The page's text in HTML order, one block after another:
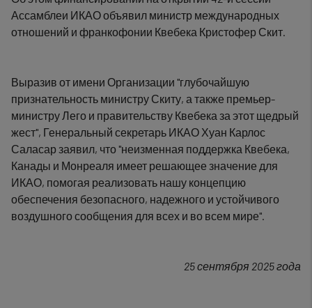
Ассамблеи ИКАО объявил министр международных
отношений и франкофонии Квебека Кристофер Скит.
Выразив от имени Организации "глубочайшую
признательность министру Скиту, а также премьер-
министру Лего и правительству Квебека за этот щедрый
жест", Генеральный секретарь ИКАО Хуан Карлос
Саласар заявил, что "неизменная поддержка Квебека,
Канады и Монреаля имеет решающее значение для
ИКАО, помогая реализовать нашу концепцию
обеспечения безопасного, надежного и устойчивого
воздушного сообщения для всех и во всем мире".
25 сентября 2025 года